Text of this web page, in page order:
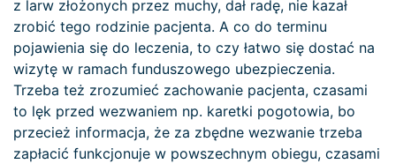
z larw złożonych przez muchy, dał radę, nie kazał
zrobić tego rodzinie pacjenta. A co do terminu
pojawienia się do leczenia, to czy łatwo się dostać na
wizytę w ramach funduszowego ubezpieczenia.
Trzeba też zrozumieć zachowanie pacjenta, czasami
to lęk przed wezwaniem np. karetki pogotowia, bo
przecież informacja, że za zbędne wezwanie trzeba
zapłacić funkcjonuje w powszechnym obiegu, czasami